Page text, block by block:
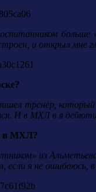
и открыл
тренер, который
И в МХЛ в я
в МХЛ?
из
если я не